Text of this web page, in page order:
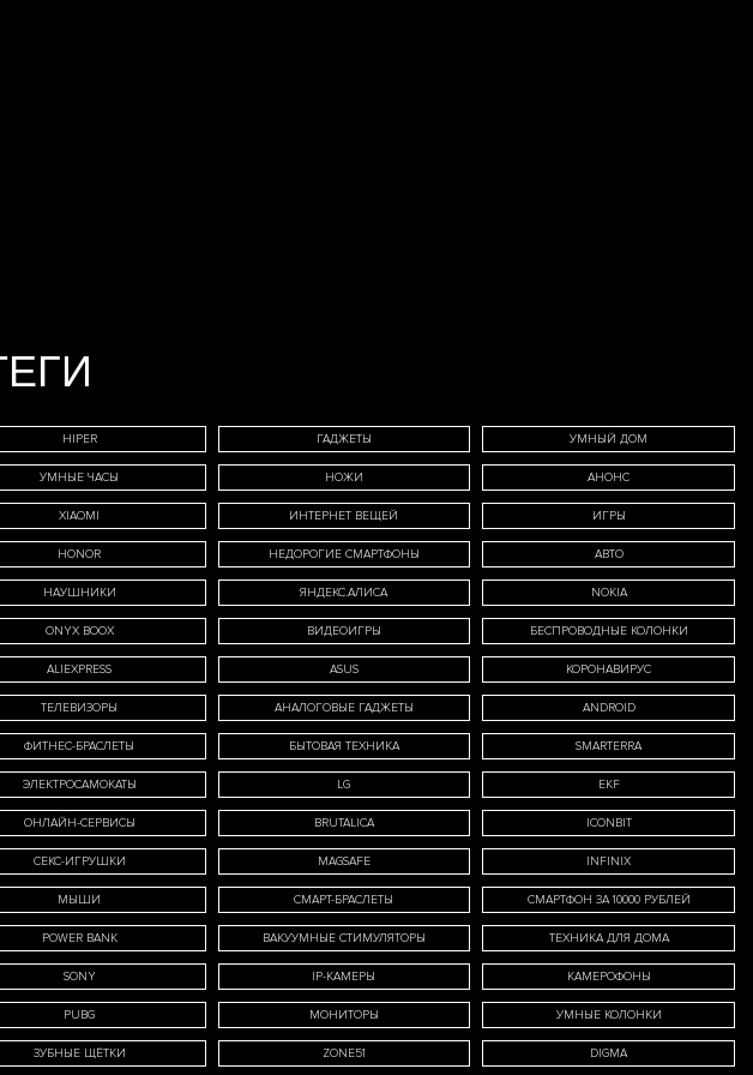
HIPER ГАДЖЕТЫ УМНЫЙ ДОМ
УМНЫЕ ЧАСЫ НОЖИ АНОНС
XIAOMI ИНТЕРНЕТ ВЕЩЕЙ ИГРЫ
HONOR НЕДОРОГИЕ СМАРТФОНЫ АВТО
НАУШНИКИ ЯНДЕКС.АЛИСА NOKIA
ONYX BOOX ВИДЕОИГРЫ БЕСПРОВОДНЫЕ КОЛОНКИ
ALIEXPRESS ASUS КОРОНАВИРУС
ТЕЛЕВИЗОРЫ АНАЛОГОВЫЕ ГАДЖЕТЫ ANDROID
ФИТНЕС-БРАСЛЕТЫ БЫТОВАЯ ТЕХНИКА SMARTERRA
ЭЛЕКТРОСАМОКАТЫ LG EKF
ОНЛАЙН-СЕРВИСЫ BRUTALICA ICONBIT
СЕКС-ИГРУШКИ MAGSAFE INFINIX
МЫШИ СМАРТ-БРАСЛЕТЫ СМАРТФОН ЗА 10000 РУБЛЕЙ
POWER BANK ВАКУУМНЫЕ СТИМУЛЯТОРЫ ТЕХНИКА ДЛЯ ДОМА
SONY IP-КАМЕРЫ КАМЕРОФОНЫ
PUBG МОНИТОРЫ УМНЫЕ КОЛОНКИ
ЗУБНЫЕ ЩЁТКИ ZONE51 DIGMA
E-MAIL
моих
соответствии с